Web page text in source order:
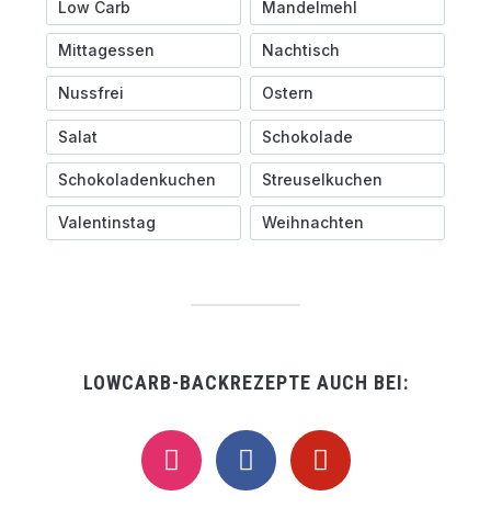
Low Carb Mandelmehl
Mittagessen Nachtisch
Nussfrei Ostern
Salat Schokolade
Schokoladenkuchen Streuselkuchen
Valentinstag Weihnachten
LOWCARB-BACKREZEPTE AUCH BEI:
instagramfacebookpinterest